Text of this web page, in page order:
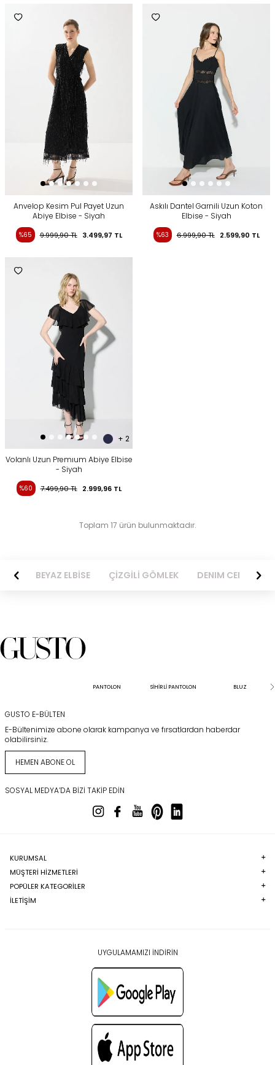
Anvelop Kesim Pul Payet Uzun
Abiye Elbise - Siyah
%65 9.999,90TL 3.499,97 TL
Askılı Dantel Garnili Uzun Koton
Elbise - Siyah
%63 6.999,90TL 2.599,90 TL
+ 2
Volanlı Uzun Premıum Abiye Elbise
- Siyah
%60 7.499,90TL 2.999,96TL
Toplam 17 ürün bulunmaktadır.
ÇİZGİLİ GÖMLEK DENIM CEKET SİYAH ELBİSE
PANTOLON SİHİRLİ PANTOLON BLUZ
GUSTO E-BÜLTEN
E-Bültenimize abone olarak kampanya ve fırsatlardan haberdar
olabilirsiniz.
HEMEN ABONE OL
SOSYAL MEDYA’DA BIZI TAKIP EDIN
KURUMSAL
MÜŞTERI HIZMETLERI
POPÜLER KATEGORILER
İLETİŞİM
UYGULAMAMIZI İNDİRİN